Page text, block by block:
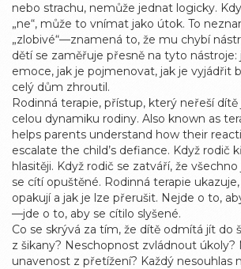
nebo strachu, nemůže jednat logicky.
„ne“, může to vnímat jako útok. To
„zlobivé“—znamená to, že mu chybí
dětí se zaměřuje přesně na tyto
emoce, jak je pojmenovat, jak je vyjádřit
celý dům zhroutil.
Rodinná terapie, přístup, který neřeší dítě
celou dynamiku rodiny. Also known as
helps parents understand how their
escalate the child’s defiance. Když rodič
hlasitěji. Když rodič se zatváří, že
se cítí opuštěné. Rodinná terapie
opakují a jak je lze přerušit. Nejde o to,
—jde o to, aby se cítilo slyšené.
Co se skrývá za tím, že dítě odmítá jít do
z šikany? Neschopnost zvládnout úkoly?
unavenost z přetížení? Každý nesouhlas